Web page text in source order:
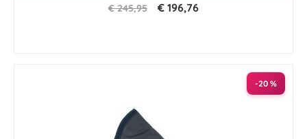
€ 245,95 € 196,76
-20 %